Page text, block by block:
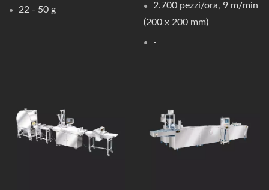
22 - 50 g
2.700 pezzi/ora, 9 m/min
(200 x 200 mm)
-